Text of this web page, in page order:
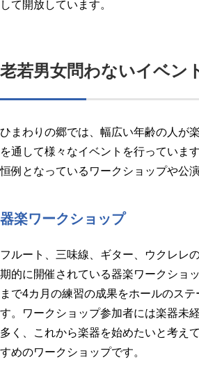
して開放しています。
老若男女問わないイベン
ひまわりの郷では、幅広い年齢の人が
を通して様々なイベントを行っていま
恒例となっているワークショップや公
器楽ワークショップ
フルート、三味線、ギター、ウクレレ
期的に開催されている器楽ワークショ
まで4カ月の練習の成果をホールのステ
す。ワークショップ参加者には楽器未
多く、これから楽器を始めたいと考え
すめのワークショップです。